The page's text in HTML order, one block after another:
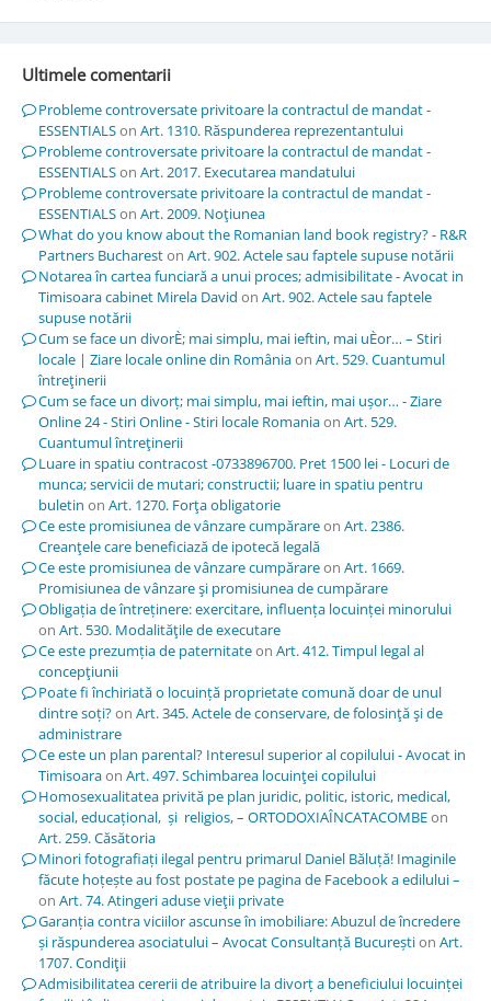
Ultimele comentarii
Probleme controversate privitoare la contractul de mandat -
ESSENTIALSon Art. 1310. Răspunderea reprezentantului
Probleme controversate privitoare la contractul de mandat -
ESSENTIALSon Art. 2017. Executarea mandatului
Probleme controversate privitoare la contractul de mandat -
ESSENTIALSon Art. 2009. Noţiunea
What do you know about the Romanian land book registry? - R&R
Partners Buchareston Art. 902. Actele sau faptele supuse notării
Notarea în cartea funciară a unui proces; admisibilitate - Avocat in
Timisoara cabinet Mirela David on Art. 902. Actele sau faptele
supuse notării
Cum se face un divorÈ; mai simplu, mai ieftin, mai uÈor… – Stiri
locale | Ziare locale online din Româniaon Art. 529. Cuantumul
întreţinerii
Cum se face un divorț; mai simplu, mai ieftin, mai ușor… - Ziare
Online 24 - Stiri Online - Stiri locale Romaniaon Art. 529.
Cuantumul întreţinerii
Luare in spatiu contracost -0733896700. Pret 1500 lei - Locuri de
munca; servicii de mutari; constructii; luare in spatiu pentru
buletin on Art. 1270. Forţa obligatorie
Ce este promisiunea de vânzare cumpărareon Art. 2386.
Creanţele care beneficiază de ipotecă legală
Ce este promisiunea de vânzare cumpărareon Art. 1669.
Promisiunea de vânzare şi promisiunea de cumpărare
Obligația de întreținere: exercitare, influența locuinței minorului
on Art. 530. Modalităţile de executare
Ce este prezumția de paternitateon Art. 412. Timpul legal al
concepţiunii
Poate fi închiriată o locuință proprietate comună doar de unul
dintre soți?on Art. 345. Actele de conservare, de folosinţă şi de
administrare
Ce este un plan parental? Interesul superior al copilului - Avocat in
Timisoaraon Art. 497. Schimbarea locuinţei copilului
Homosexualitatea privită pe plan juridic, politic, istoric, medical,
social, educațional, și religios, – ORTODOXIAÎNCATACOMBEon
Art. 259. Căsătoria
Minori fotografiați ilegal pentru primarul Daniel Băluță! Imaginile
făcute hoțește au fost postate pe pagina de Facebook a edilului –
on Art. 74. Atingeri aduse vieţii private
Garanția contra viciilor ascunse în imobiliare: Abuzul de încredere
și răspunderea asociatului – Avocat Consultanță Bucureștion Art.
1707. Condiţii
Admisibilitatea cererii de atribuire la divorț a beneficiului locuinței